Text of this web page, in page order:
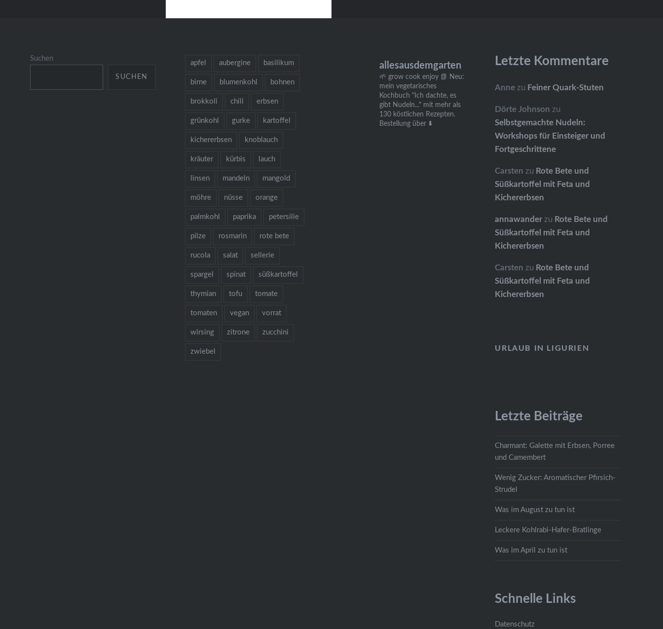
ich da so meine…
WEITERLESEN
Suchen
SUCHEN
apfel aubergine basilikum
birne blumenkohl bohnen
brokkoli chili erbsen
grünkohl gurke kartoffel
kichererbsen knoblauch
kräuter kürbis lauch
linsen mandeln mangold
möhre nüsse orange
palmkohl paprika petersilie
pilze rosmarin rote bete
rucola salat sellerie
spargel spinat süßkartoffel
thymian tofu tomate
tomaten vegan vorrat
wirsing zitrone zucchini
zwiebel
allesausdemgarten
🌱 grow cook enjoy 📗 Neu:
mein vegetarisches
Kochbuch "Ich dachte, es
gibt Nudeln..." mit mehr als
130 köstlichen Rezepten.
Bestellung über ⬇️
Letzte Kommentare
Anne zu Feiner Quark-Stuten
Dörte Johnson zu
Selbstgemachte Nudeln:
Workshops für Einsteiger und
Fortgeschrittene
Carsten zu Rote Bete und
Süßkartoffel mit Feta und
Kichererbsen
annawander zu Rote Bete und
Süßkartoffel mit Feta und
Kichererbsen
Carsten zu Rote Bete und
Süßkartoffel mit Feta und
Kichererbsen
URLAUB IN LIGURIEN
Letzte Beiträge
Charmant: Galette mit Erbsen, Porree
und Camembert
Wenig Zucker: Aromatischer Pfirsich-
Strudel
Was im August zu tun ist
Leckere Kohlrabi-Hafer-Bratlinge
Was im April zu tun ist
Schnelle Links
Datenschutz